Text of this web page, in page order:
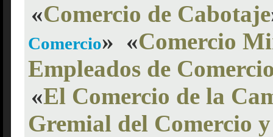
«Comercio de Cabotaje
Comercio» «Comercio
Empleados de
«El Comercio de la
Gremial del Comercio